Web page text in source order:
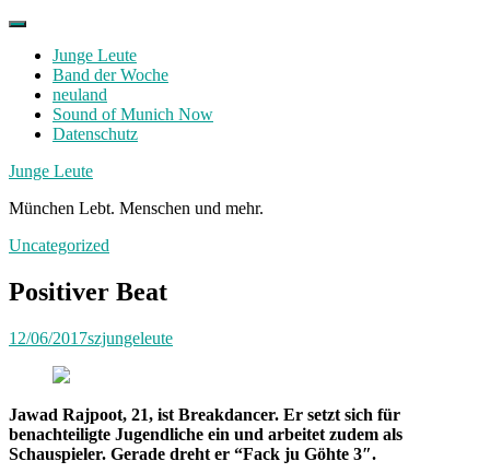
Skip
contentJunge Leute
Band der Woche
neuland
Sound of Munich Now
Datenschutz
Facebook
Twitter
Instagram
Junge Leute
München Lebt. Menschen und mehr.
Uncategorized
Positiver Beat
12/06/2017szjungeleute
Jawad Rajpoot, 21, ist Breakdancer. Er setzt sich für
benachteiligte Jugendliche ein und arbeitet zudem als
Schauspieler. Gerade dreht er “Fack ju Göhte 3″.